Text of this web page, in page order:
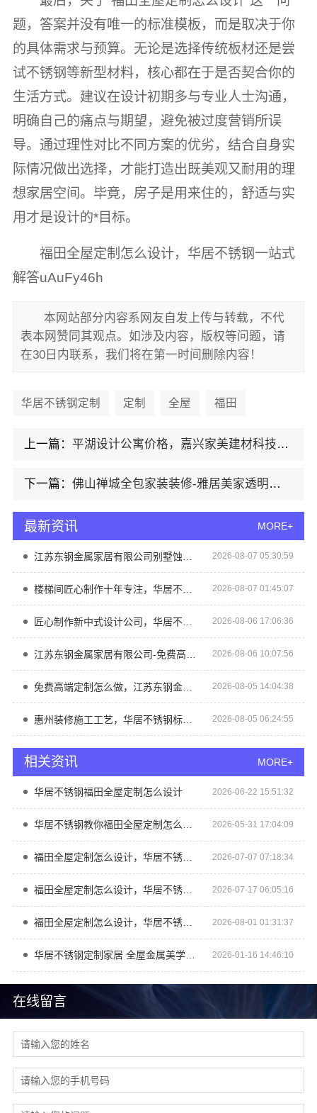
在线留言
题，答案并没有唯一的标准模板，而是取决于你
的具体需求与预算。无论是选择传统板材还是尝
试不锈钢等新型材料，核心都在于是否契合你的
生活方式。建议在设计初期多与专业人士沟通，
明确自己的痛点与期望，避免被过度营销所误
导。通过理性对比不同方案的优劣，结合自身实
际情况做出选择，才能打造出既美观又耐用的理
想家居空间。毕竟，房子是用来住的，舒适与实
用才是设计的*目标。
福田全屋定制怎么设计，华居不锈钢一站式
解答uAuFy46h
本网站部分内容系网友自发上传与转载，不代
表本网赞同其观点。如涉及内容，版权等问题，请
在30日内联系，我们将在第一时间删除内容！
华居不锈钢定制 定制 全屋 福田
上一篇：平湖设计公寓价格，嘉兴家美建材科技有限公司高性价比方案
下一篇：佛山禅城全包家装装修-雅居美家透明化监管机制
最新资讯 MORE+
2026-08-07 05:30:59
楼梯间匠心制作十年专注，华居不锈钢精工细作 2026-08-07 01:45:07
匠心制作新中式设计公司，华居不锈钢打造 2026-08-06 17:06:36
江苏东钢金属家居有限公司-免费高端定制怎么做 2026-08-06 10:07:56
免费高端定制怎么做，江苏东钢金属家居有限公司详解 2026-08-05 14:04:38
惠州装修施工工艺，华居不锈钢标准流程 2026-08-05 06:24:55
相关资讯 MORE+
华居不锈钢福田全屋定制怎么设计 2026-06-22 15:51:32
2026-05-31 17:04:09
福田全屋定制怎么设计，华居不锈钢一站式解答 2026-07-07 07:18:34
福田全屋定制怎么设计，华居不锈钢方案优 2026-07-17 06:05:16
福田全屋定制怎么设计，华居不锈钢为您解答 2026-08-01 01:31:37
华居不锈钢定制家居 全屋金属美学设计指南 2026-01-16 14:46:10